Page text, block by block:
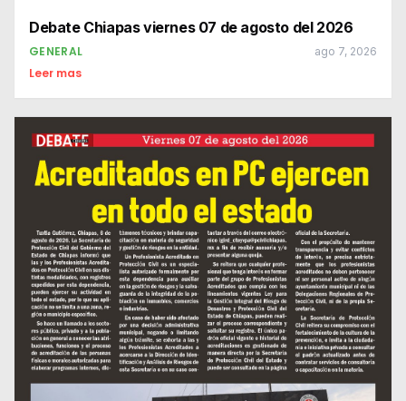
Debate Chiapas viernes 07 de agosto del 2026
GENERAL ago 7, 2026
Leer mas